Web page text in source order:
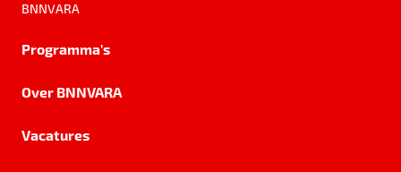
BNNVARA
Programma's
Over BNNVARA
Vacatures